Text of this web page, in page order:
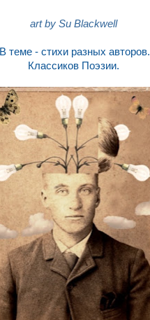
art by Su Blackwell
В теме - стихи разных авторов.
Классиков Поэзии.